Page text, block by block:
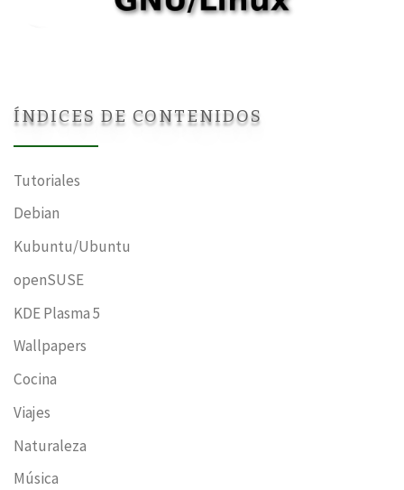
ÍNDICES DE CONTENIDOS
Tutoriales
Debian
Kubuntu/Ubuntu
openSUSE
KDE Plasma 5
Wallpapers
Cocina
Viajes
Naturaleza
Música